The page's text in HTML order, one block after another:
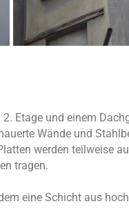
Etage und einem
Wände und
werden teilweise
tragen.
eine Schicht aus